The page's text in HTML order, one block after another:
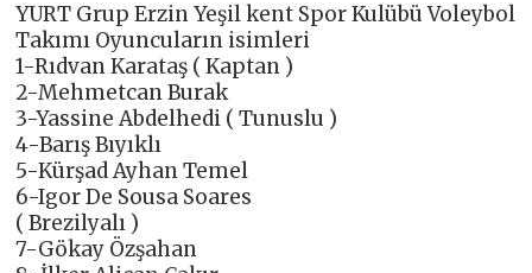
YURT Grup Erzin Yeşil kent Spor Kulübü Voleybol
Takımı Oyuncuların isimleri
1-Rıdvan Karataş ( Kaptan )
2-Mehmetcan Burak
3-Yassine Abdelhedi ( Tunuslu )
4-Barış Bıyıklı
5-Kürşad Ayhan Temel
6-Igor De Sousa Soares
( Brezilyalı )
7-Gökay Özşahan